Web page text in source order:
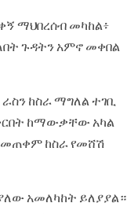
ማህበረሰብ መካከል፥
ጉዳትን አምኖ መቀበል
ከስራ ማግለል ተገቢ
ከማውቃቸው አካል
ከስራ የመሸሽ
አመለካከት ይለያያል።